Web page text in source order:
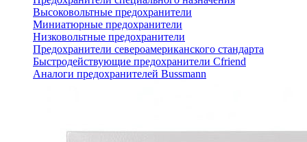
Высоковольтные предохранители
Миниатюрные предохранители
Низковольтные предохранители
Предохранители североамериканского стандарта
Быстродействующие предохранители Cfriend
Аналоги предохранителей Bussmann